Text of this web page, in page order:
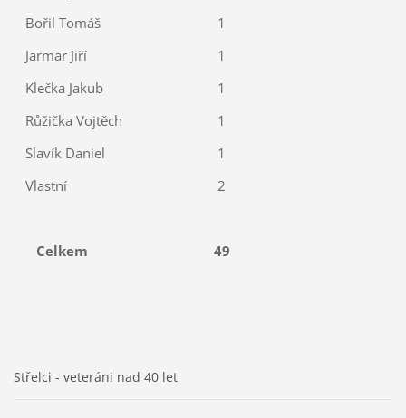
Bořil Tomáš
1
Jarmar Jiří
1
Klečka Jakub
1
Růžička Vojtěch
1
Slavík Daniel
1
Vlastní
2
Celkem 49
Střelci - veteráni nad 40 let